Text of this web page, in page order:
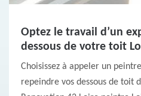
Optez le travail d’un
dessous de votre toit
Choisissez à appeler un
repeindre vos dessous de toit